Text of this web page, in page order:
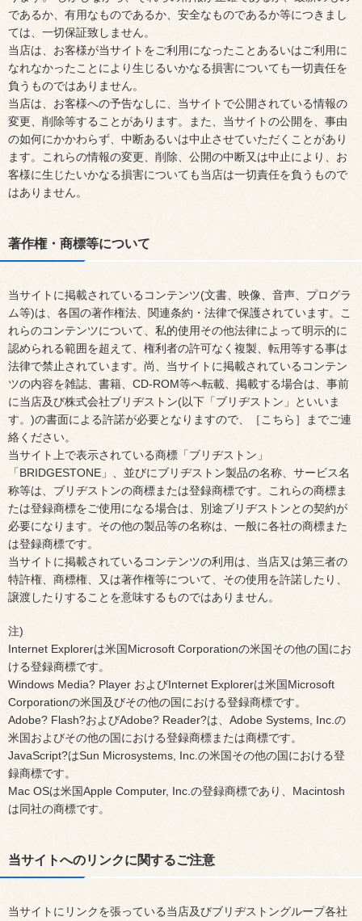
であるか、有用なものであるか、安全なものであるか等につきまし
ては、一切保証致しません。
当店は、お客様が当サイトをご利用になったことあるいはご利用に
なれなかったことにより生じるいかなる損害についても一切責任を
負うものではありません。
当店は、お客様への予告なしに、当サイトで公開されている情報の
変更、削除等することがあります。また、当サイトの公開を、事由
の如何にかかわらず、中断あるいは中止させていただくことがあり
ます。これらの情報の変更、削除、公開の中断又は中止により、お
客様に生じたいかなる損害についても当店は一切責任を負うもので
はありません。
著作権・商標等について
当サイトに掲載されているコンテンツ(文書、映像、音声、プログラ
ム等)は、各国の著作権法、関連条約・法律で保護されています。こ
れらのコンテンツについて、私的使用その他法律によって明示的に
認められる範囲を超えて、権利者の許可なく複製、転用等する事は
法律で禁止されています。尚、当サイトに掲載されているコンテン
ツの内容を雑誌、書籍、CD-ROM等へ転載、掲載する場合は、事前
に当店及び株式会社ブリヂストン(以下「ブリヂストン」といいま
す。)の書面による許諾が必要となりますので、［こちら］までご連
絡ください。
当サイト上で表示されている商標「ブリヂストン」
「BRIDGESTONE」、並びにブリヂストン製品の名称、サービス名
称等は、ブリヂストンの商標または登録商標です。これらの商標ま
たは登録商標をご使用になる場合は、別途ブリヂストンとの契約が
必要になります。その他の製品等の名称は、一般に各社の商標また
は登録商標です。
当サイトに掲載されているコンテンツの利用は、当店又は第三者の
特許権、商標権、又は著作権等について、その使用を許諾したり、
譲渡したりすることを意味するものではありません。
注)
Internet Explorerは米国Microsoft Corporationの米国その他の国にお
ける登録商標です。
Windows Media? Player およびInternet Explorerは米国Microsoft
Corporationの米国及びその他の国における登録商標です。
Adobe? Flash?およびAdobe? Reader?は、Adobe Systems, Inc.の
米国およびその他の国における登録商標または商標です。
JavaScript?はSun Microsystems, Inc.の米国その他の国における登
録商標です。
Mac OSは米国Apple Computer, Inc.の登録商標であり、Macintosh
は同社の商標です。
当サイトへのリンクに関するご注意
当サイトにリンクを張っている当店及びブリヂストングループ各社